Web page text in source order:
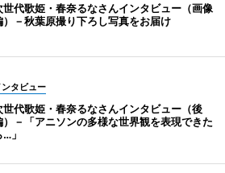
世代歌姫・春奈るなさんインタビュー（画像
）－秋葉原撮り下ろし写真をお届け
タビュー
世代歌姫・春奈るなさんインタビュー（後
）－「アニソンの多様な世界観を表現できた
…」